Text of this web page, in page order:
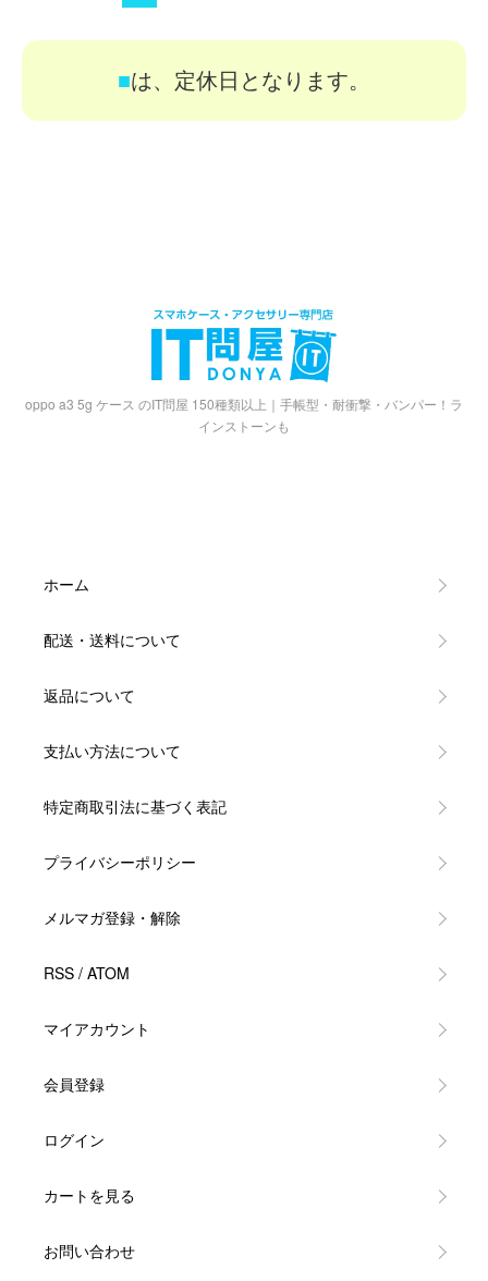
■は、定休日となります。
oppo a3 5g ケース のIT問屋 150種類以上｜手帳型・耐衝撃・バンパー！ラ
インストーンも
ホーム
配送・送料について
返品について
支払い方法について
特定商取引法に基づく表記
プライバシーポリシー
メルマガ登録・解除
RSS / ATOM
マイアカウント
会員登録
ログイン
カートを見る
お問い合わせ